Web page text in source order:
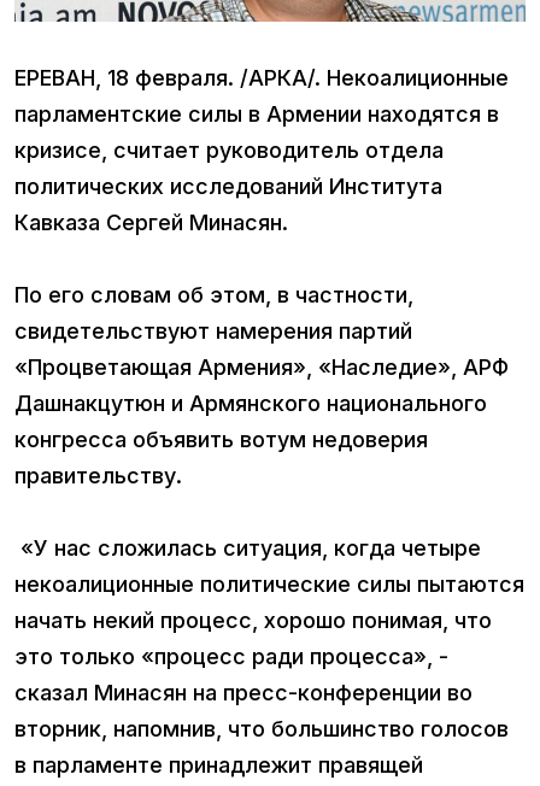
ЕРЕВАН, 18 февраля. /АРКА/. Некоалиционные
парламентские силы в Армении находятся в
кризисе, считает руководитель отдела
политических исследований Института
Кавказа Сергей Минасян.
По его словам об этом, в частности,
свидетельствуют намерения партий
«Процветающая Армения», «Наследие», АРФ
Дашнакцутюн и Армянского национального
конгресса объявить вотум недоверия
правительству.
«У нас сложилась ситуация, когда четыре
некоалиционные политические силы пытаются
начать некий процесс, хорошо понимая, что
это только «процесс ради процесса», -
сказал Минасян на пресс-конференции во
вторник, напомнив, что большинство голосов
в парламенте принадлежит правящей